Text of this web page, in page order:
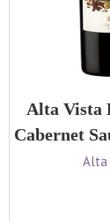
Alta Vista
Cabernet
Alta